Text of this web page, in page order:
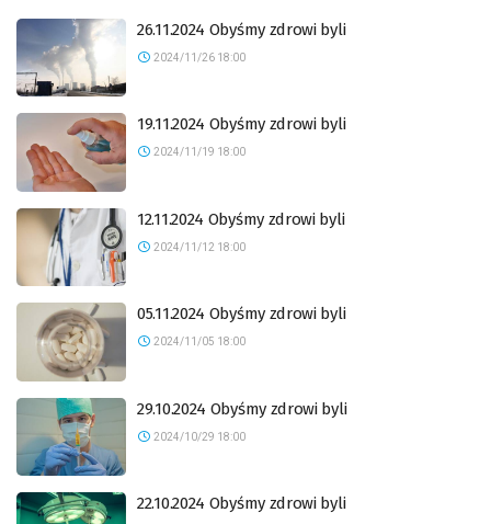
26.11.2024 Obyśmy zdrowi byli
2024/11/26 18:00
19.11.2024 Obyśmy zdrowi byli
2024/11/19 18:00
12.11.2024 Obyśmy zdrowi byli
2024/11/12 18:00
05.11.2024 Obyśmy zdrowi byli
2024/11/05 18:00
29.10.2024 Obyśmy zdrowi byli
2024/10/29 18:00
22.10.2024 Obyśmy zdrowi byli